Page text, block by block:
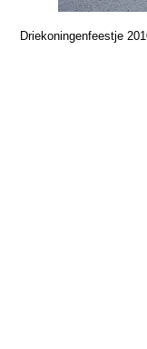
Driekoningenfeestje